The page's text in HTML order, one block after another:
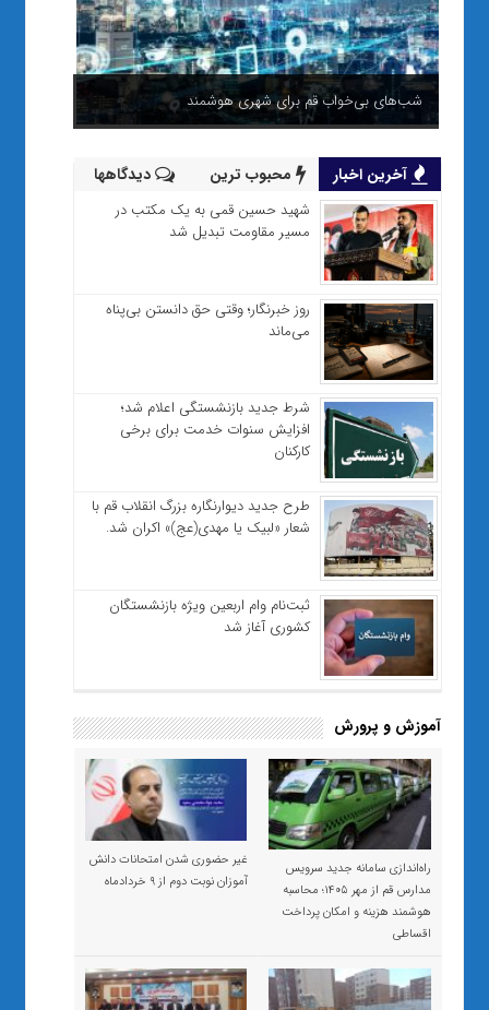
شب‌های بی‌خواب قم برای شهری هوشمند
آخرین اخبار محبوب ترین دیدگاهها
شهید حسین قمی به یک مکتب در
مسیر مقاومت تبدیل شد
روز خبرنگار؛ وقتی حق دانستن بی‌پناه
می‌ماند
شرط جدید بازنشستگی اعلام شد؛
افزایش سنوات خدمت برای برخی
کارکنان
طرح جدید دیوارنگاره بزرگ انقلاب قم با
شعار «لبیک یا مهدی(عج)» اکران شد.
ثبت‌نام وام اربعین ویژه بازنشستگان
کشوری آغاز شد
آموزش و پرورش
راه‌اندازی سامانه جدید سرویس
مدارس قم از مهر ۱۴۰۵؛ محاسبه
هوشمند هزینه و امکان پرداخت
اقساطی
غیر حضوری شدن امتحانات دانش
آموزان نوبت دوم از ۹ خردادماه